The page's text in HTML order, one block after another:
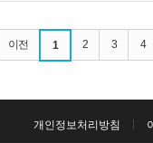
이전 1 2 3 4
개인정보처리방침